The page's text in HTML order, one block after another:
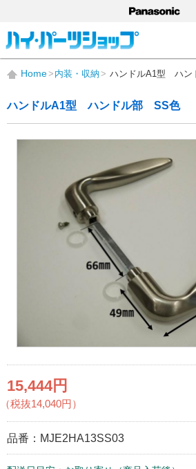
Home 内装・収納 ハンドルA1型 ハ
ハンドルA1型 ハンドル部 SS色
15,444円
（税抜14,040円）
品番： MJE2HA13SS03